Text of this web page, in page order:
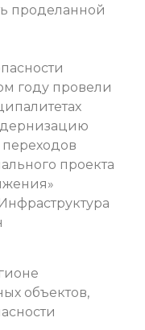
проделанной
году провели
проекта
объектов,